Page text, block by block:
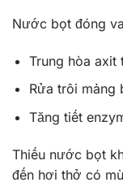
Nước bọt đóng
Trung hòa axit
Rửa trôi mảng
Tăng tiết
Thiếu nước bọt
đến hơi thở có